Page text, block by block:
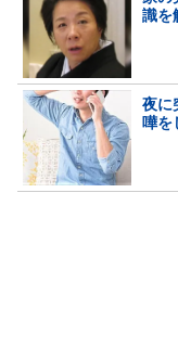
識を
夜に
嘩を